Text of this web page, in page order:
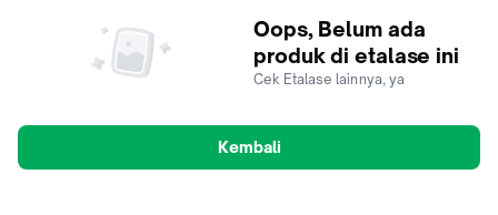
Oops, Belum ada
produk di etalase ini
Cek Etalase lainnya, ya
Kembali